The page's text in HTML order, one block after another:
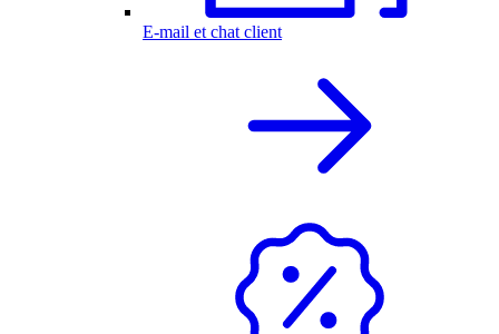
E-mail et chat client